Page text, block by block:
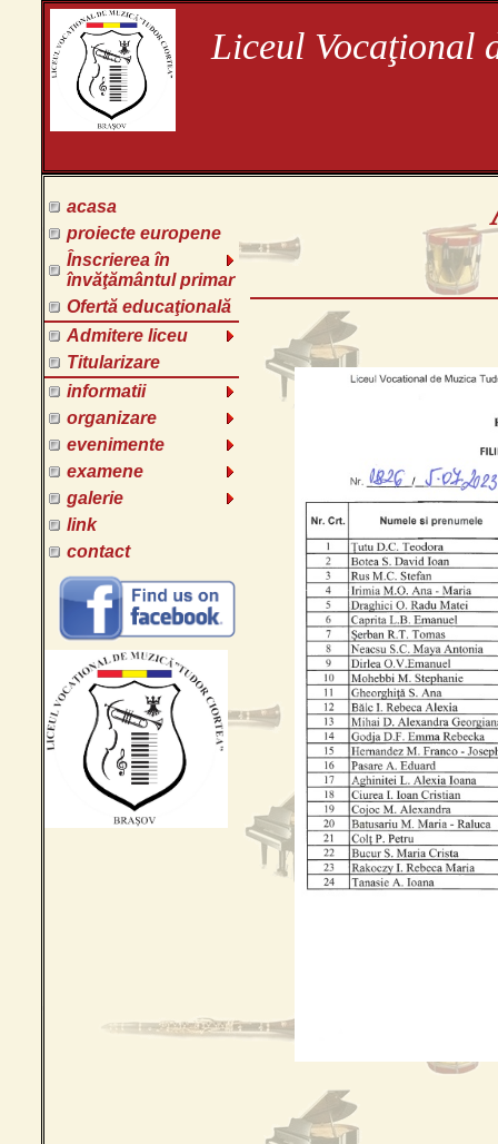
Liceul Vocaţional
acasa
proiecte europene
Înscrierea în
învăţământul primar
Ofertă educaţională
Admitere liceu
Titularizare
informatii
organizare
evenimente
examene
galerie
link
contact